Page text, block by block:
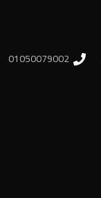
01050079002